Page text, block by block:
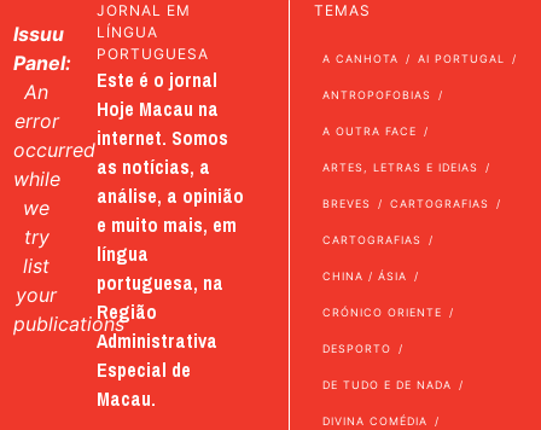
Issuu
Panel:
An
error
occurred
while
we
try
list
your
publications
JORNAL EM
LÍNGUA
PORTUGUESA
Este é o jornal
Hoje Macau na
internet. Somos
as notícias, a
análise, a opinião
e muito mais, em
língua
portuguesa, na
Região
Administrativa
Especial de
Macau.
TEMAS
A CANHOTA AI PORTUGAL
ANTROPOFOBIAS
A OUTRA FACE
ARTES, LETRAS E IDEIAS
BREVES CARTOGRAFIAS
CARTOGRAFIAS
CHINA / ÁSIA
CRÓNICO ORIENTE
DESPORTO
DE TUDO E DE NADA
DIVINA COMÉDIA